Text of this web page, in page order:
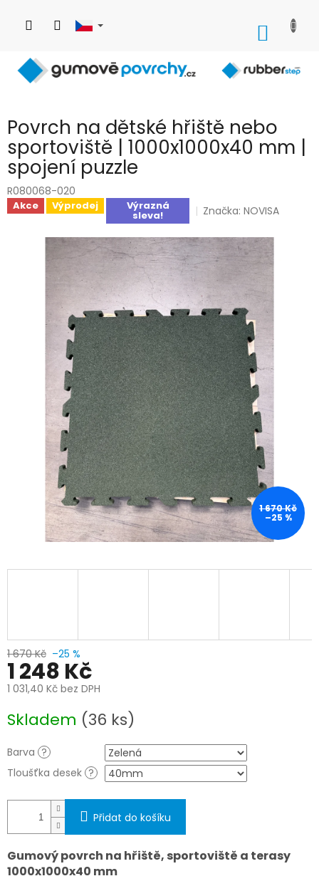
obsah
Povrch na dětské hřiště nebo
sportoviště | 1000x1000x40 mm |
spojení puzzle
R080068-020
Akce Výprodej Výrazná
sleva! Značka:NOVISA
1 670 Kč
–25 %
1 670 Kč –25 %
1 248 Kč
1 031,40 Kč bez DPH
cena:
Skladem (36 ks)
Barva ?
Tloušťka desek ?
Přidat do košíku
Gumový povrch na hřiště, sportoviště a terasy
1000x1000x40 mm